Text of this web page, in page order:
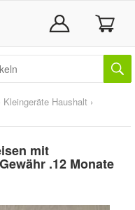
Kleingeräte Haushalt ›
mit
.12 Monate